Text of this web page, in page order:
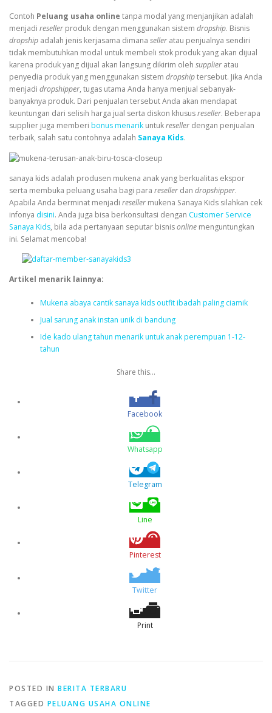
Contoh Peluang usaha online tanpa modal yang menjanjikan adalah
menjadi reseller produk dengan menggunakan sistem dropship. Bisnis
dropship adalah jenis kerjasama dimana seller atau penjualnya sendiri
tidak membutuhkan modal untuk membeli stok produk yang akan dijual
karena produk yang dijual akan langsung dikirim oleh supplier atau
penyedia produk yang menggunakan sistem dropshiptersebut. Jika Anda
menjadi dropshipper, tugas utama Anda hanya menjual sebanyak-
banyaknya produk. Dari penjualan tersebut Anda akan mendapat
keuntungan dari selisih harga jual serta diskon khususreseller. Beberapa
supplier juga memberi bonus menarik untukreseller dengan penjualan
terbaik, salah satu contohnya adalah Sanaya Kids.
sanaya kids adalah produsen mukena anak yang berkualitas ekspor
serta membuka peluang usaha bagi para reseller dan dropshipper.
Apabila Anda berminat menjadi reseller mukena Sanaya Kids silahkan cek
infonya disini. Anda juga bisa berkonsultasi dengan Customer Service
Sanaya Kids, bila ada pertanyaan seputar bisnisonline menguntungkan
ini. Selamat mencoba!
Artikel menarik lainnya:
Mukena abaya cantik sanaya kids outfit ibadah paling ciamik
Jual sarung anak instan unik di bandung
Ide kado ulang tahun menarik untuk anak perempuan 1-12-
tahun
Share this...
Facebook
Whatsapp
Telegram
Line
Pinterest
Twitter
Print
POSTED IN BERITA TERBARU
TAGGED PELUANG USAHA ONLINE